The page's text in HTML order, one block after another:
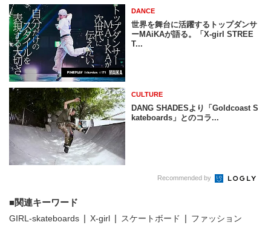
DANCE
世界を舞台に活躍するトップダンサ
ーMAiKAが語る。「X-girl STREE
T...
CULTURE
DANG SHADESより「Goldcoast S
kateboards」とのコラ...
Recommended by
関連キーワード
GIRL-skateboards X-girl スケートボード ファッション